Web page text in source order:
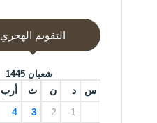
التقويم الهجري
شعبان 1445
س د ن ث أرب
1
2
3
4